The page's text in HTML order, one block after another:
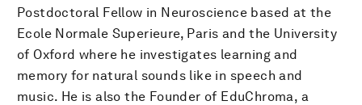
Postdoctoral Fellow in Neuroscience based at the
Ecole Normale Superieure, Paris and the University
of Oxford where he investigates learning and
memory for natural sounds like in speech and
music. He is also the Founder of EduChroma, a